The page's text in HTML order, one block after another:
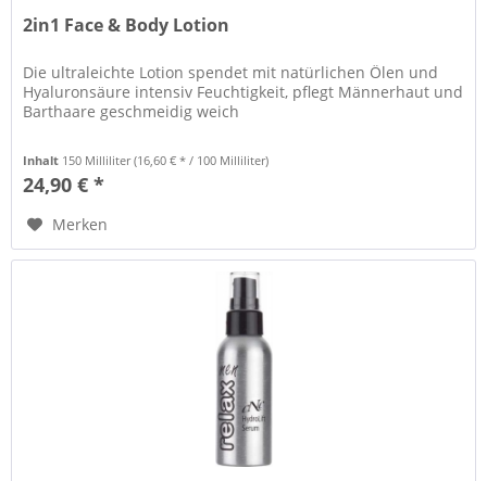
2in1 Face & Body Lotion
Die ultraleichte Lotion spendet mit natürlichen Ölen und
Hyaluronsäure intensiv Feuchtigkeit, pflegt Männerhaut und
Barthaare geschmeidig weich
Inhalt 150 Milliliter(16,60 € * / 100 Milliliter)
24,90 € *
Merken